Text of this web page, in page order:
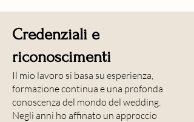
Credenziali e
riconoscimenti
Il mio lavoro si basa su esperienza,
formazione continua e una profonda
conoscenza del mondo del wedding.
Negli anni ho affinato un approccio